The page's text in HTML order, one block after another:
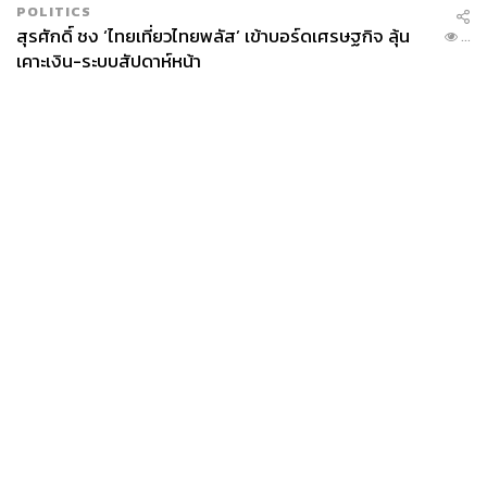
POLITICS
สุรศักดิ์ ชง ‘ไทยเที่ยวไทยพลัส’ เข้าบอร์ดเศรษฐกิจ ลุ้น
เคาะเงิน-ระบบสัปดาห์หน้า
...